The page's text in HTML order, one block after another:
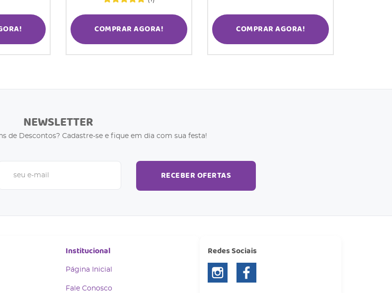
COMPRAR AGORA! COMPRAR AGORA!
NEWSLETTER
de Descontos? Cadastre-se e fique em dia com sua festa!
RECEBER OFERTAS
Institucional
Página Inicial
Fale Conosco
Redes Sociais